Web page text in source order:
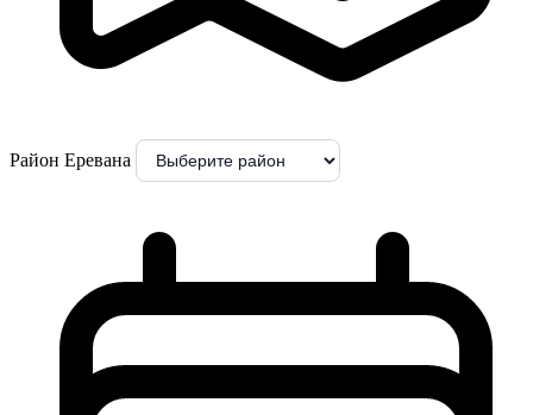
Район Еревана